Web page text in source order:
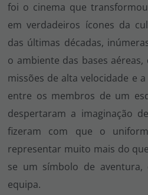
foi o cinema que
em verdadeiros ícones da
das últimas décadas,
o ambiente das bases
missões de alta velocidade e
entre os membros de um
despertaram a imaginação
fizeram com que o
representar muito mais do
se um símbolo de aventura,
equipa.